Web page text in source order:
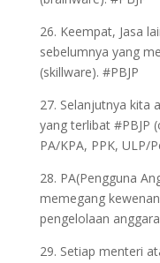
26. Keempat, Jasa
sebelumnya yang
(skillware). #PBJP
27. Selanjutnya kita
yang terlibat #PBJP
PA/KPA, PPK, ULP/
28. PA(Pengguna
memegang
pengelolaan
29. Setiap menteri